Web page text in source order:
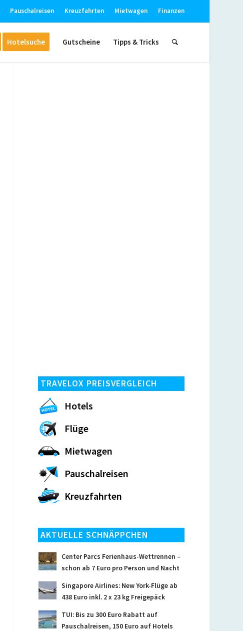
Pauschalreisen Kreuzfahrten Mietwagen Finanzen
Hotelsuche Gutscheine Tipps & Tricks
TRAVELOX PREISVERGLEICH
Hotels
Flüge
Mietwagen
Pauschalreisen
Kreuzfahrten
AKTUELLE SCHNÄPPCHEN
Center Parcs Ferienhaus-Wettrennen –
schon ab 7 Euro pro Person und Nacht
Singapore Airlines: New York-Flüge ab
438 Euro inkl. 2 x 23 kg Freigepäck
TUI: Bis zu 300 Euro Rabatt auf
Pauschalreisen, 150 Euro auf Hotels